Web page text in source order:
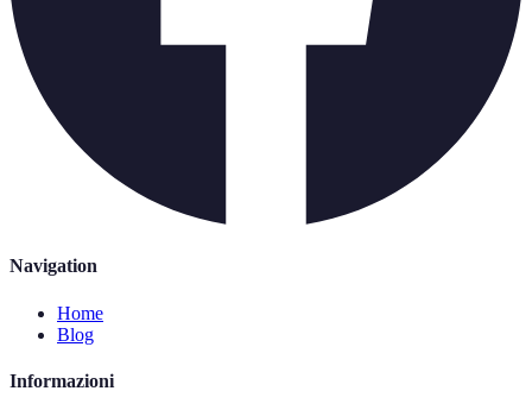
Navigation
Home
Blog
Informazioni